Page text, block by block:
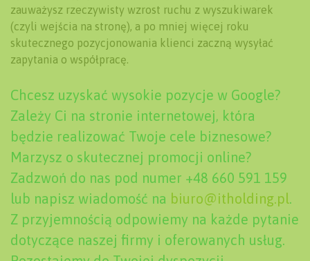
zauważysz rzeczywisty wzrost ruchu z wyszukiwarek
(czyli wejścia na stronę), a po mniej więcej roku
skutecznego pozycjonowania klienci zaczną wysyłać
zapytania o współpracę.
Chcesz uzyskać wysokie pozycje w Google?
Zależy Ci na stronie internetowej, która
będzie realizować Twoje cele biznesowe?
Marzysz o skutecznej promocji online?
Zadzwoń do nas pod numer +48 660 591 159
lub napisz wiadomość na biuro@itholding.pl.
Z przyjemnością odpowiemy na każde pytanie
dotyczące naszej firmy i oferowanych usług.